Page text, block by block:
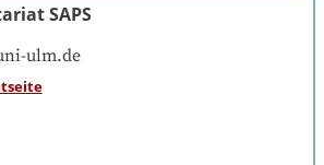
SAPS
ulm.de